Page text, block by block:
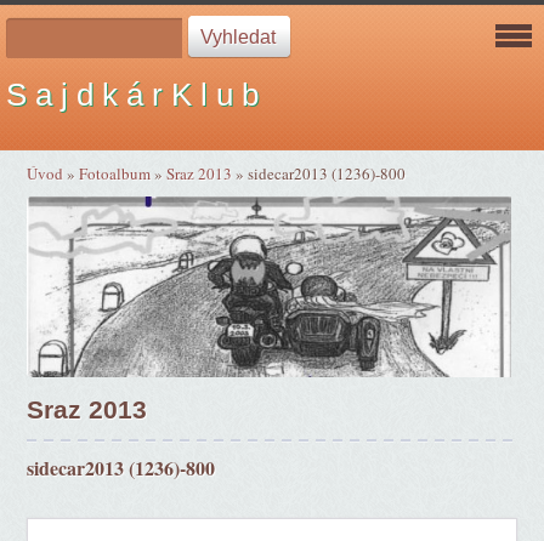
S a j d k á r K l u b
Úvod »Fotoalbum»Sraz 2013 »sidecar2013 (1236)-800
Sraz 2013
sidecar2013 (1236)-800